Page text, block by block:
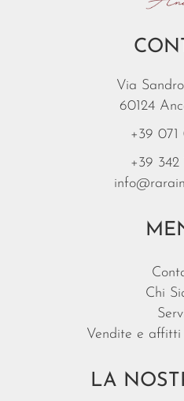
Via
60124
+39 071
+39 342
Chi
Vendite e
LA